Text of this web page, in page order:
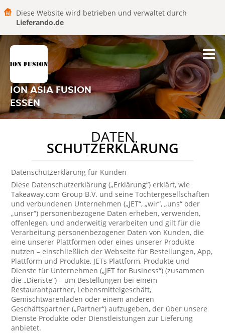
Diese Website wird betrieben und verwaltet durch
Lieferando.de
ION ASIA FUSION
ESSEN
DATEN
SCHUTZERKLÄRUNG
Datenschutzerklärung für Kunden
Diese Datenschutzerklärung („Erklärung“) erklärt, wie
Takeaway.com Group B.V. und seine Tochtergesellschaften
und verbundenen Unternehmen („JET“, „wir“, „uns“ oder
„unser“) personenbezogene Daten erheben, verwenden,
offenlegen, und anderweitig verarbeiten und gilt für die
Verarbeitung personenbezogener Daten von Kunden, die
eine unserer Plattformen oder eines unserer Produkte
nutzen – einschließlich der Webseite für Bestellungen, App,
Plattform und Produkte, JETs Plattform, Produkte und
Dienste für Unternehmen („JET for Business“) (zusammen
die „Dienste“) – um Bestellungen bei einem
Restaurantpartner, Lebensmittelgeschäft,
Gemischtwarenladen oder einem anderen
Geschäftspartner („Partner“) aufzugeben, der über unsere
Dienste Produkte oder Dienstleistungen zur Lieferung
anbietet.